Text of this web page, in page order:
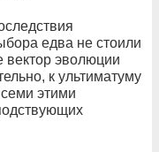
едва не стоили
вектор эволюции
к ультиматуму
этими